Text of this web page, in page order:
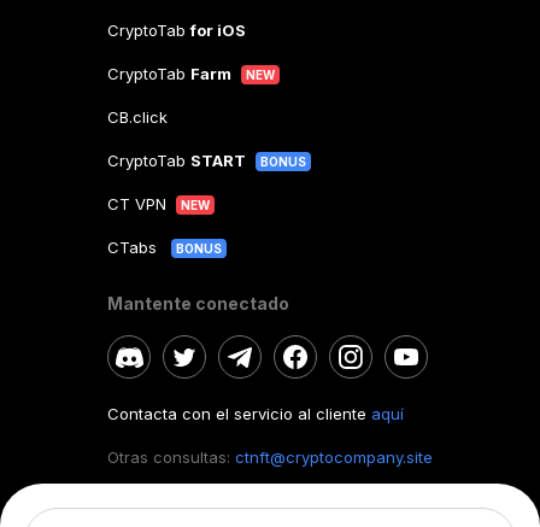
CryptoTabfor iOS
CryptoTab Farm NEW
CB.click
CryptoTab START BONUS
CT VPN NEW
CTabs BONUS
Mantente conectado
Contacta con el servicio al cliente aquí
Otras consultas: ctnft@cryptocompany.site